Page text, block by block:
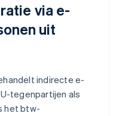
via e-
uit
indirecte e-
tegenpartijen als
het btw-